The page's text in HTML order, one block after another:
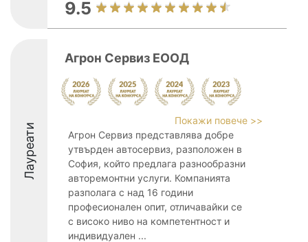
9.5
Лауреати
Агрон Сервиз ЕООД
Покажи повече >>
Агрон Сервиз представлява добре
утвърден автосервиз, разположен в
София, който предлага разнообразни
авторемонтни услуги. Компанията
разполага с над 16 години
професионален опит, отличавайки се
с високо ниво на компетентност и
индивидуален ...